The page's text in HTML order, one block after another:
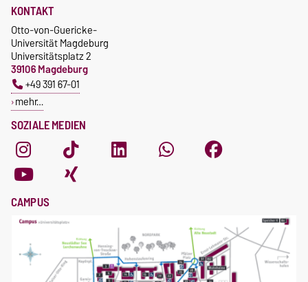
SOZIALE MEDIEN
KONTAKT
Otto-von-Guericke-
Universität Magdeburg
Universitätsplatz 2
39106 Magdeburg
+49 391 67-01
mehr…
CAMPUS